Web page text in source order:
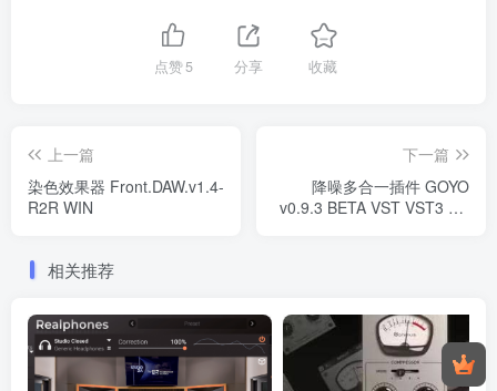
点赞5 分享 收藏
上一篇
染色效果器 Front.DAW.v1.4-
R2R WIN
下一篇
降噪多合一插件 GOYO
v0.9.3 BETA VST VST3 AU
相关推荐